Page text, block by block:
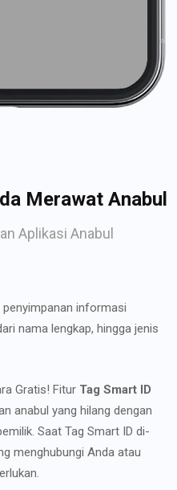
Merawat Anabul
Aplikasi Anabul
informasi
nama lengkap, hingga jenis
Gratis! Fitur Tag Smart ID
anabul yang hilang dengan
Saat Tag Smart ID di-
menghubungi Anda atau